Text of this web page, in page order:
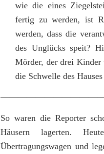
wie die eines
fertig zu werden, ist
werden, dass die
des Unglücks speit?
Mörder, der drei Kinder
die Schwelle des
So waren die Reporter
Häusern lagerten.
Übertragungswagen und